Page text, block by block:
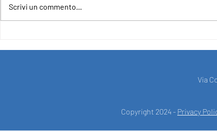
"EUROPE
Scrivi un commento...
Via
Copyright 2024 - Privacy